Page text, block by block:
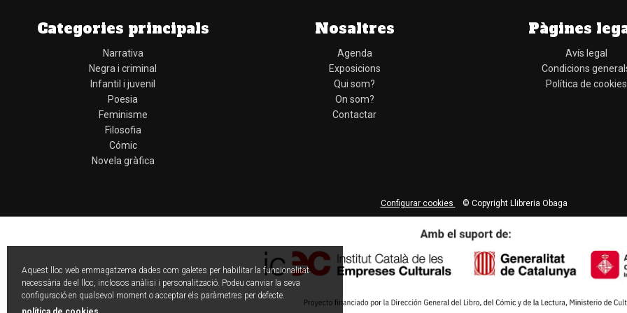
Categories principals
Narrativa
Negra i criminal
Infantil i juvenil
Poesia
Feminisme
Filosofia
Cómic
Novela gràfica
Nosaltres
Agenda
Exposicions
Qui som?
On som?
Contactar
Pàgines
Avís legal
Condicions
Política de cookies
Configurar cookies © Copyright Llibreria Obaga
Aquest lloc web emmagatzema dades com galetes per habilitar la funcionalitat
necessària de el lloc, inclosos anàlisi i personalització. Podeu canviar la seva
configuració en qualsevol moment o acceptar els paràmetres per defecte.